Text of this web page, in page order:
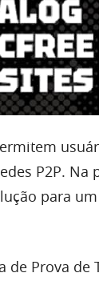
P2P. Na
para
de Prova